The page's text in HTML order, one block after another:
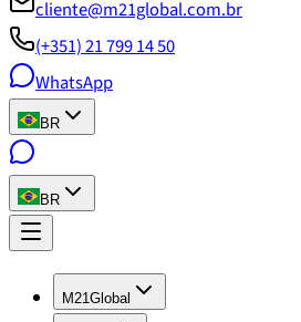
cliente@m21global.com.br
(+351) 21 799 14 50
WhatsApp
BR
BR
M21Global